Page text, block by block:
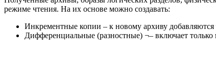
режиме чтения. На их основе можно создавать:
Инкрементные копии – к новому архиву
Дифференциальные (разностные) ¬– включает